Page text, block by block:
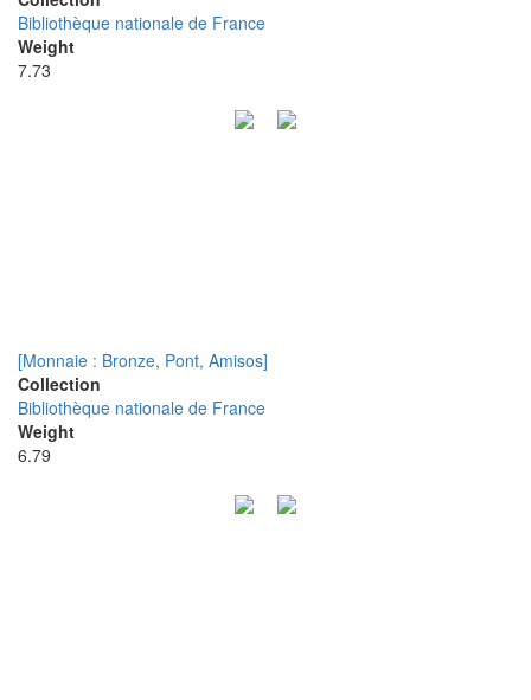
Bibliothèque nationale de France
Weight
7.73
[Monnaie : Bronze, Pont, Amisos]
Collection
Bibliothèque nationale de France
Weight
6.79